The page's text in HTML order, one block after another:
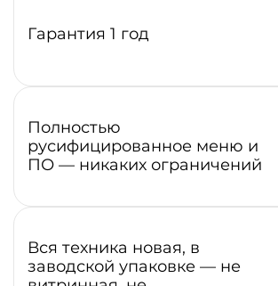
Гарантия 1 год
Полностью
русифицированное меню и
ПО — никаких ограничений
Вся техника новая, в
заводской упаковке — не